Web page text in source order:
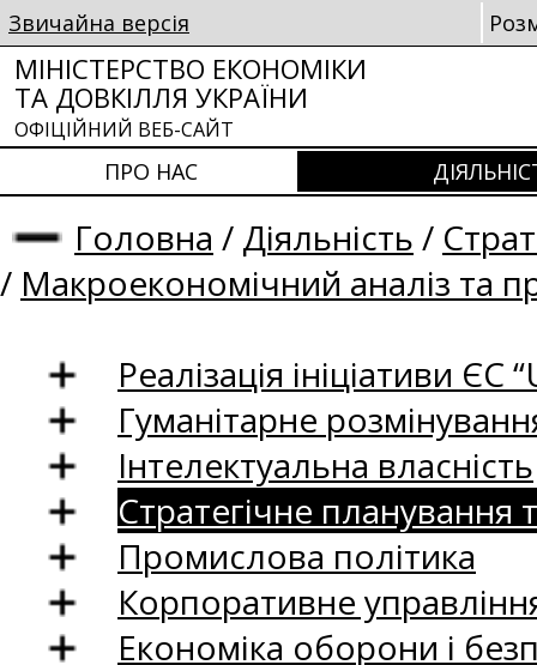
Звичайна версія
МІНІСТЕРСТВО ЕКОНОМІКИ
ТА ДОВКІЛЛЯ УКРАЇНИ
ОФІЦІЙНИЙ ВЕБ-САЙТ
ПРО НАС
Головна / Діяльність /
/ Макроекономічний аналіз та
Реалізація ініціативи ЄС
Гуманітарне
Інтелектуальна власність
Стратегічне
Промислова політика
Корпоративне
Економіка оборони і